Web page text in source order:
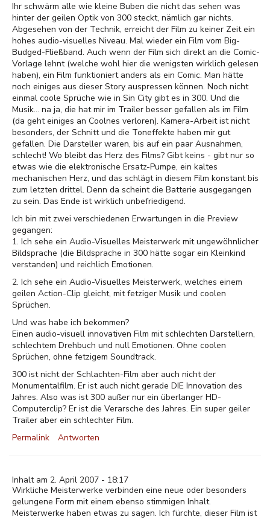
Ihr schwärm alle wie kleine Buben die nicht das sehen was
hinter der geilen Optik von 300 steckt, nämlich gar nichts.
Abgesehen von der Technik, erreicht der Film zu keiner Zeit ein
hohes audio-visuelles Niveau. Mal wieder ein Film vom Big-
Budged-Fließband. Auch wenn der Film sich direkt an die Comic-
Vorlage lehnt (welche wohl hier die wenigsten wirklich gelesen
haben), ein Film funktioniert anders als ein Comic. Man hätte
noch einiges aus dieser Story auspressen können. Noch nicht
einmal coole Sprüche wie in Sin City gibt es in 300. Und die
Musik... na ja, die hat mir im Trailer besser gefallen als im Film
(da geht einiges an Coolnes verloren). Kamera-Arbeit ist nicht
besonders, der Schnitt und die Toneffekte haben mir gut
gefallen. Die Darsteller waren, bis auf ein paar Ausnahmen,
schlecht! Wo bleibt das Herz des Films? Gibt keins - gibt nur so
etwas wie die elektronische Ersatz-Pumpe, ein kaltes
mechanischen Herz, und das schlägt in diesem Film konstant bis
zum letzten drittel. Denn da scheint die Batterie ausgegangen
zu sein. Das Ende ist wirklich unbefriedigend.
Ich bin mit zwei verschiedenen Erwartungen in die Preview
gegangen:
1. Ich sehe ein Audio-Visuelles Meisterwerk mit ungewöhnlicher
Bildsprache (die Bildsprache in 300 hätte sogar ein Kleinkind
verstanden) und reichlich Emotionen.
2. Ich sehe ein Audio-Visuelles Meisterwerk, welches einem
geilen Action-Clip gleicht, mit fetziger Musik und coolen
Sprüchen.
Und was habe ich bekommen?
Einen audio-visuell innovativen Film mit schlechten Darstellern,
schlechtem Drehbuch und null Emotionen. Ohne coolen
Sprüchen, ohne fetzigem Soundtrack.
300 ist nicht der Schlachten-Film aber auch nicht der
Monumentalfilm. Er ist auch nicht gerade DIE Innovation des
Jahres. Also was ist 300 außer nur ein überlanger HD-
Computerclip? Er ist die Verarsche des Jahres. Ein super geiler
Trailer aber ein schlechter Film.
Permalink
Antworten
Inhalt am 2. April 2007 - 18:17
Wirkliche Meisterwerke verbinden eine neue oder besonders
gelungene Form mit einem ebenso stimmigen Inhalt.
Meisterwerke haben etwas zu sagen. Ich fürchte, dieser Film ist